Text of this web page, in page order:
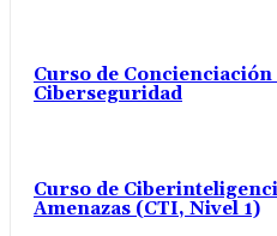
Curso de Concienciación
Ciberseguridad
Curso de
Amenazas (CTI, Nivel 1)